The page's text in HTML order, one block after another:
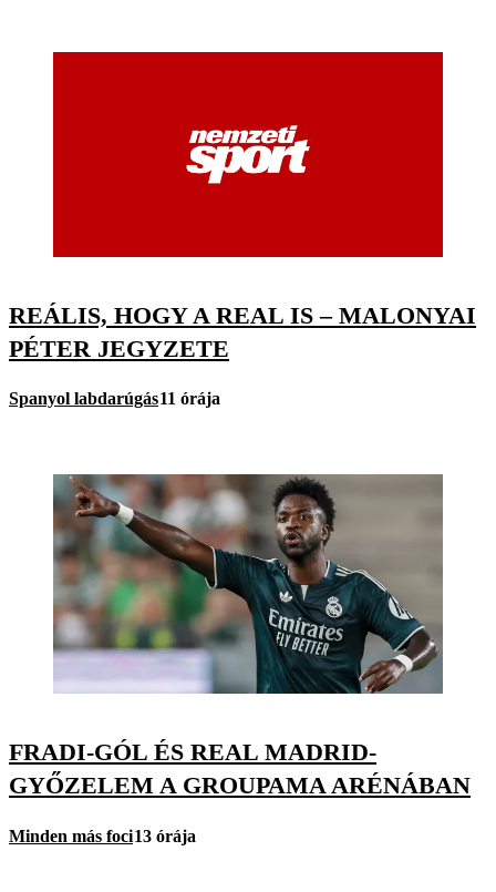
REÁLIS, HOGY A REAL IS – MALONYAI
PÉTER JEGYZETE
Spanyol labdarúgás11 órája
FRADI-GÓL ÉS REAL MADRID-
GYŐZELEM A GROUPAMA ARÉNÁBAN
Minden más foci13 órája